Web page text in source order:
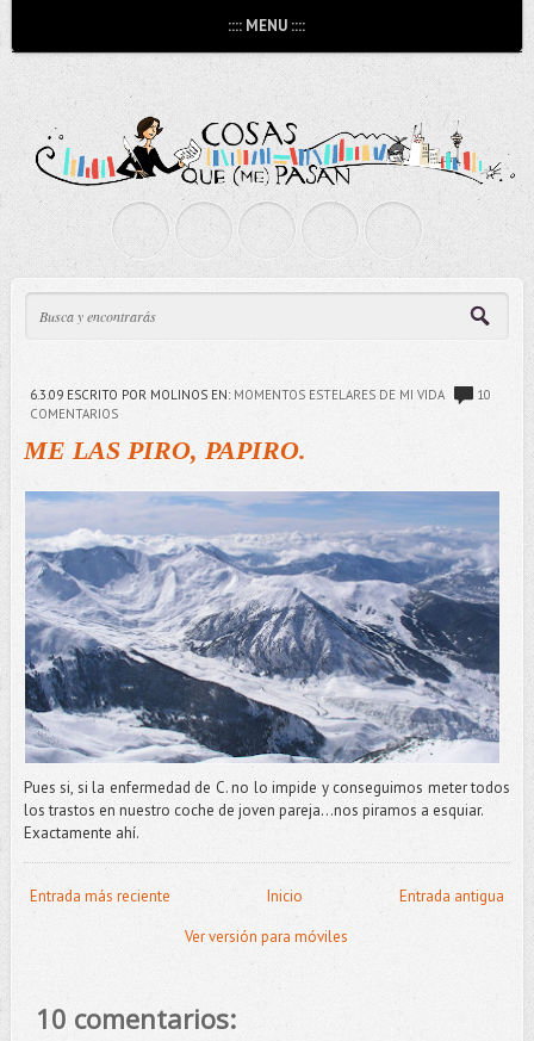
:::: MENU ::::
6.3.09ESCRITO POR MOLINOS EN: MOMENTOS ESTELARES DE MI VIDA
10
COMENTARIOS
ME LAS PIRO, PAPIRO.
Pues si, si la enfermedad de C. no lo impide y conseguimos meter todos
los trastos en nuestro coche de joven pareja...nos piramos a esquiar.
Exactamente ahí.
Entrada más reciente Entrada antigua
Inicio
Ver versión para móviles
10 comentarios: